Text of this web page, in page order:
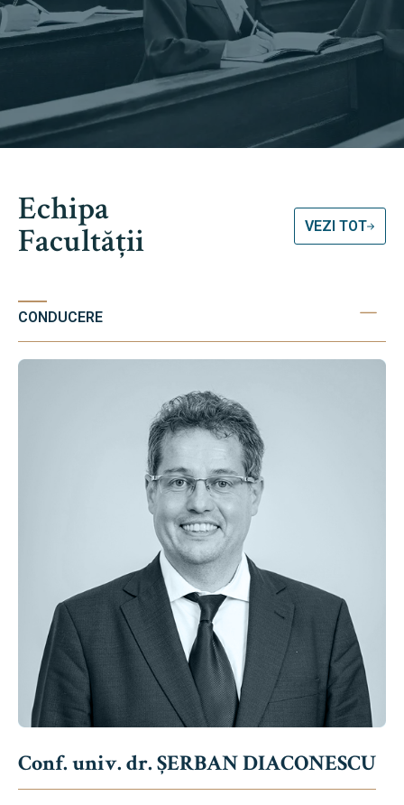
Echipa
Facultății VEZI TOT
CONDUCERE
Conf. univ. dr. ȘERBAN DIACONESCU